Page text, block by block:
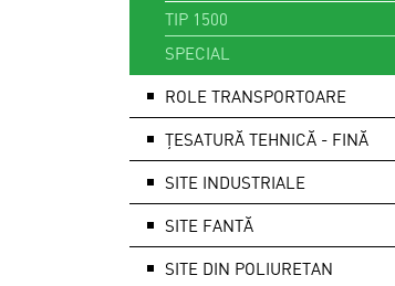
TIP 1500
SPECIAL
ROLE TRANSPORTOARE
ȚESATURĂ TEHNICĂ - FINĂ
SITE INDUSTRIALE
SITE FANTĂ
SITE DIN POLIURETAN